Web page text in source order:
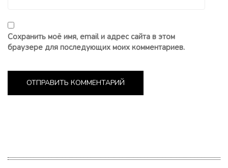
Сохранить моё имя, email и адрес сайта в этом
браузере для последующих моих комментариев.